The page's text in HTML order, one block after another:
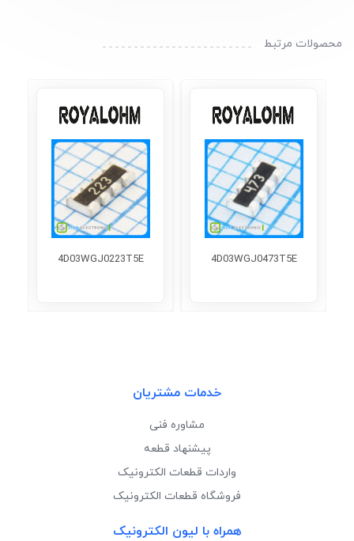
محصولات مرتبط
4D03WGJ0473T5E
4D03WGJ0223T5E
خدمات مشتریان
مشاوره فنی
پیشنهاد قطعه
واردات قطعات الکترونیک
فروشگاه قطعات الکترونیک
همراه با لیون الکترونیک